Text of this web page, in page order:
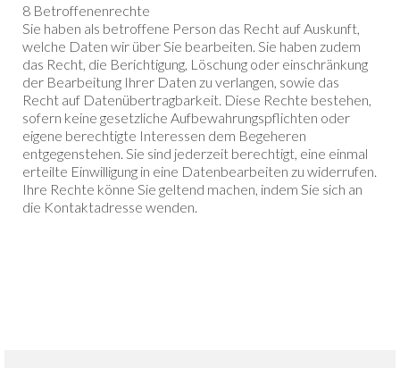
8 Betroffenenrechte
Sie haben als betroffene Person das Recht auf Auskunft,
welche Daten wir über Sie bearbeiten. Sie haben zudem
das Recht, die Berichtigung, Löschung oder einschränkung
der Bearbeitung Ihrer Daten zu verlangen, sowie das
Recht auf Datenübertragbarkeit. Diese Rechte bestehen,
sofern keine gesetzliche Aufbewahrungspflichten oder
eigene berechtigte Interessen dem Begeheren
entgegenstehen. Sie sind jederzeit berechtigt, eine einmal
erteilte Einwilligung in eine Datenbearbeiten zu widerrufen.
Ihre Rechte könne Sie geltend machen, indem Sie sich an
die Kontaktadresse wenden.